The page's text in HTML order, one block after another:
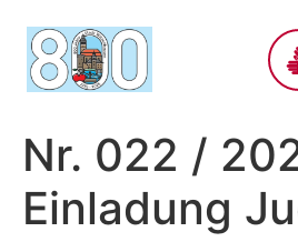
springen
Nr. 022 /
Einladung